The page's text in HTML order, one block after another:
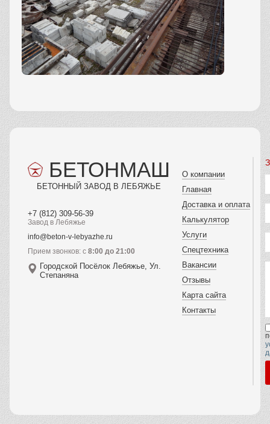
БЕТОНМАШ
БЕТОННЫЙ ЗАВОД В ЛЕБЯЖЬЕ
+7 (812) 309-56-39
Завод в Лебяжье
info@beton-v-lebyazhe.ru
Прием звонков: с 8:00 до 21:00
Городской Посёлок Лебяжье, Ул.
Степаняна
О компании
Главная
Доставка и оплата
Калькулятор
Услуги
Спецтехника
Вакансии
Отзывы
Карта сайта
Контакты